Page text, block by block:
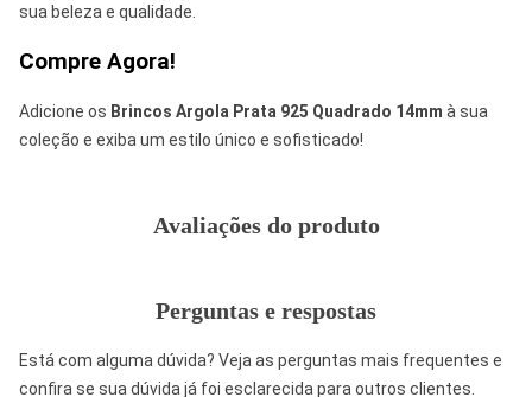
sua beleza e qualidade.
Compre Agora!
Adicione os Brincos Argola Prata 925 Quadrado 14mm à sua
coleção e exiba um estilo único e sofisticado!
Avaliações do produto
Perguntas e respostas
Está com alguma dúvida? Veja as perguntas mais frequentes e
confira se sua dúvida já foi esclarecida para outros clientes.